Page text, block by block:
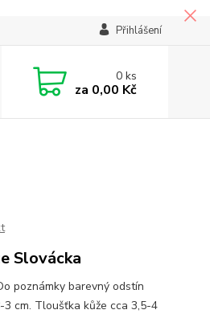
Přihlášení
0ks
za 0,00 Kč
Slovácka
poznámky barevný odstín
cm. Tloušťka kůže cca 3,5-4